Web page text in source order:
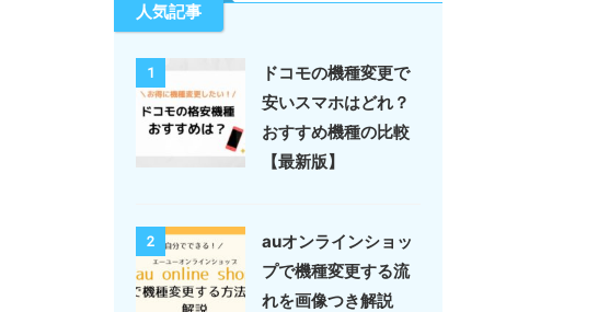
人気記事
1
ドコモの機種変更で
安いスマホはどれ？
おすすめ機種の比較
【最新版】
2
auオンラインショッ
プで機種変更する流
れを画像つき解説